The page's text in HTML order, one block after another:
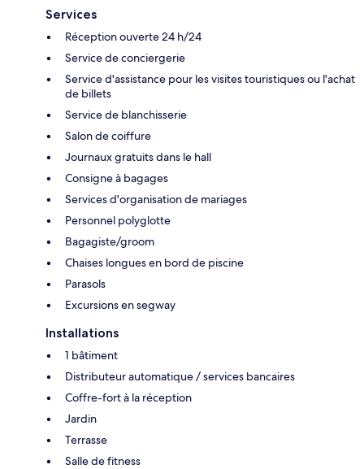
Services
Réception ouverte 24 h/24
Service de conciergerie
Service d'assistance pour les visites touristiques ou l'achat
de billets
Service de blanchisserie
Salon de coiffure
Journaux gratuits dans le hall
Consigne à bagages
Services d'organisation de mariages
Personnel polyglotte
Bagagiste/groom
Chaises longues en bord de piscine
Parasols
Excursions en segway
Installations
1 bâtiment
Distributeur automatique / services bancaires
Coffre-fort à la réception
Jardin
Terrasse
Salle de fitness